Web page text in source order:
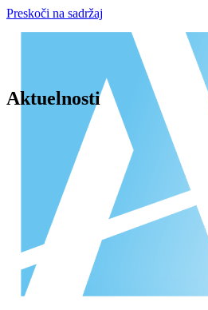
Preskoči na sadržaj
Aktuelnosti